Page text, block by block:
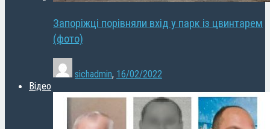
Запоріжці порівняли вхід у парк із цвинтарем
(фото)
sichadmin, 16/02/2022
Відео